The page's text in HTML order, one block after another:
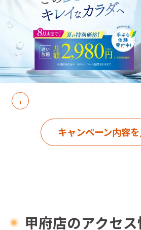
キャンペーン内容
甲府店のアクセ